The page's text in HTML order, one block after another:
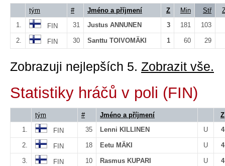
tým # Jméno a příjmení Z Min Stř
1.
FIN 31 Justus ANNUNEN 3 181 103
2. FIN 30 Santtu TOIVOMÄKI 1 60 29
Zobrazuji nejlepších 5. Zobrazit vše.
Statistiky hráčů v poli (FIN)
tým # Jméno a příjmení
Z
1.
FIN 35 Lenni KILLINEN U 4
2. FIN 18 Eetu MÄKI U 4
3. FIN 10 Rasmus KUPARI U 4